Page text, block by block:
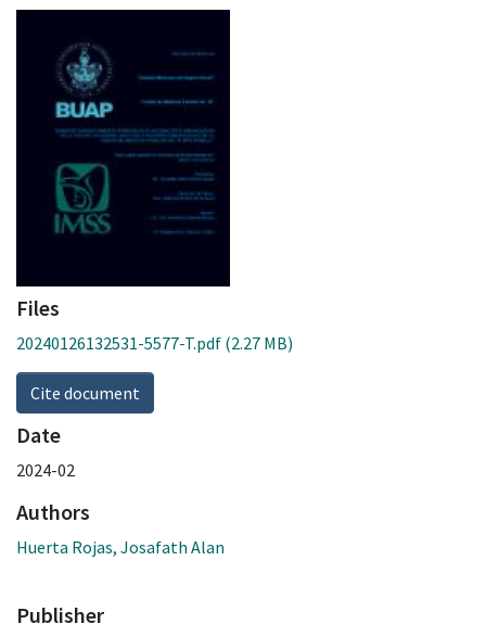
Files
20240126132531-5577-T.pdf (2.27 MB)
Cite document
Date
2024-02
Authors
Huerta Rojas, Josafath Alan
Publisher